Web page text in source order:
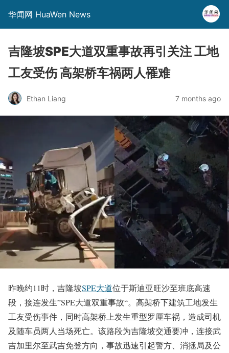
华闻网 HuaWen News
吉隆坡SPE大道双重事故再引关注 工地
工友受伤 高架桥车祸两人罹难
Ethan Liang 7 months ago
昨晚约11时，吉隆坡SPE大道位于斯迪亚旺沙至班底高速
段，接连发生”SPE大道双重事故“。高架桥下建筑工地发生
工友受伤事件，同时高架桥上发生重型罗厘车祸，造成司机
及随车员两人当场死亡。该路段为吉隆坡交通要冲，连接武
吉加里尔至武吉免登方向，事故迅速引起警方、消拯局及公